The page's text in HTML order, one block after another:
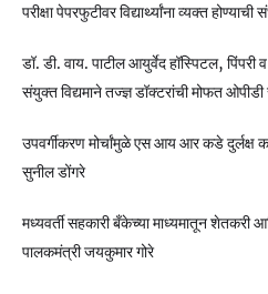
परीक्षा पेपरफुटीवर विद्यार्थ्यांना व्यक्त होण्याची
डॉ. डी. वाय. पाटील आयुर्वेद हॉस्पिटल,
संयुक्त विद्यमाने तज्ज्ञ डॉक्टरांची मोफत
उपवर्गीकरण मोर्चांमुळे एस आय आर कडे दुर्लक्ष
सुनील डोंगरे
मध्यवर्ती सहकारी बँकेच्या माध्यमातून शेतकरी
पालकमंत्री जयकुमार गोरे